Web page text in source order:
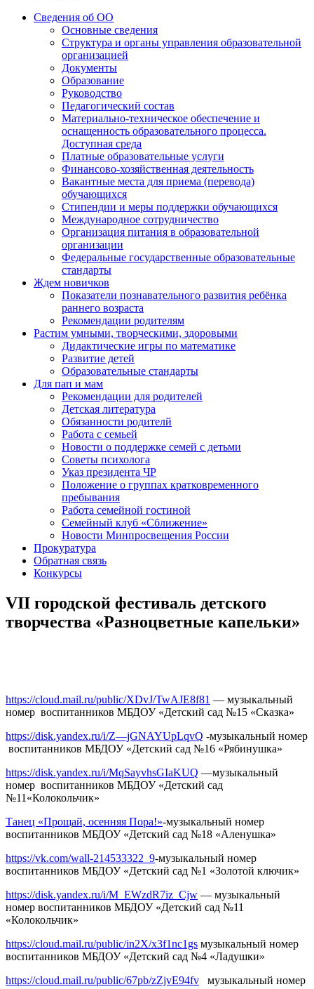
Сведения об ОО
Основные сведения
Структура и органы управления образовательной
организацией
Документы
Образование
Руководство
Педагогический состав
Материально-техническое обеспечение и
оснащенность образовательного процесса.
Доступная среда
Платные образовательные услуги
Финансово-хозяйственная деятельность
Вакантные места для приема (перевода)
обучающихся
Стипендии и меры поддержки обучающихся
Международное сотрудничество
Организация питания в образовательной
организации
Федеральные государственные образовательные
стандарты
Ждем новичков
Показатели познавательного развития ребёнка
раннего возраста
Рекомендации родителям
Растим умными, творческими, здоровыми
Дидактические игры по математике
Развитие детей
Образовательные стандарты
Для пап и мам
Рекомендации для родителей
Детская литература
Обязанности родителй
Работа с семьей
Новости о поддержке семей с детьми
Советы психолога
Указ президента ЧР
Положение о группах кратковременного
пребывания
Работа семейной гостиной
Семейный клуб «Сближение»
Новости Минпросвещения России
Прокуратура
Обратная связь
Конкурсы
VII городской фестиваль детского
творчества «Разноцветные капельки»
https://cloud.mail.ru/public/XDvJ/TwAJE8f81 — музыкальный
номер воспитанников МБДОУ «Детский сад №15 «Сказка»
https://disk.yandex.ru/i/Z—jGNAYUpLqvQ -музыкальный номер
воспитанников МБДОУ «Детский сад №16 «Рябинушка»
https://disk.yandex.ru/i/MqSayvhsGIaKUQ —музыкальный
номер воспитанников МБДОУ «Детский сад
№11«Колокольчик»
Танец «Прощай, осенняя Пора!»-музыкальный номер
воспитанников МБДОУ «Детский сад №18 «Аленушка»
https://vk.com/wall-214533322_9-музыкальный номер
воспитанников МБДОУ «Детский сад №1 «Золотой ключик»
https://disk.yandex.ru/i/M_EWzdR7iz_Cjw — музыкальный
номер воспитанников МБДОУ «Детский сад №11
«Колокольчик»
https://cloud.mail.ru/public/in2X/x3f1nc1gs музыкальный номер
воспитанников МБДОУ «Детский сад №4 «Ладушки»
https://cloud.mail.ru/public/67pb/zZjvE94fv музыкальный номер